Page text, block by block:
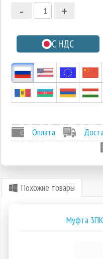
1
-1
+
-
С НДС
Оплата
Похожие товары
Муфта